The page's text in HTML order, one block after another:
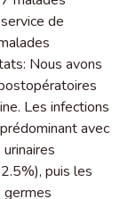
de
Nous avons
Les infections
avec
puis les
germes